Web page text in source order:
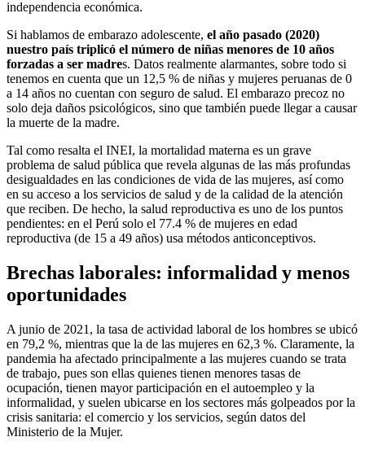
independencia económica.
Si hablamos de embarazo adolescente, el año pasado (2020)
nuestro país triplicó el número de niñas menores de 10 años
forzadas a ser madres. Datos realmente alarmantes, sobre todo si
tenemos en cuenta que un 12,5 % de niñas y mujeres peruanas de 0
a 14 años no cuentan con seguro de salud. El embarazo precoz no
solo deja daños psicológicos, sino que también puede llegar a causar
la muerte de la madre.
Tal como resalta el INEI, la mortalidad materna es un grave
problema de salud pública que revela algunas de las más profundas
desigualdades en las condiciones de vida de las mujeres, así como
en su acceso a los servicios de salud y de la calidad de la atención
que reciben. De hecho, la salud reproductiva es uno de los puntos
pendientes: en el Perú solo el 77.4 % de mujeres en edad
reproductiva (de 15 a 49 años) usa métodos anticonceptivos.
Brechas laborales: informalidad y menos
oportunidades
A junio de 2021, la tasa de actividad laboral de los hombres se ubicó
en 79,2 %, mientras que la de las mujeres en 62,3 %. Claramente, la
pandemia ha afectado principalmente a las mujeres cuando se trata
de trabajo, pues son ellas quienes tienen menores tasas de
ocupación, tienen mayor participación en el autoempleo y la
informalidad, y suelen ubicarse en los sectores más golpeados por la
crisis sanitaria: el comercio y los servicios, según datos del
Ministerio de la Mujer.